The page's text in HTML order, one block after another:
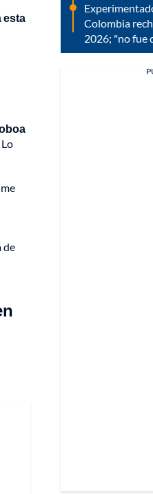
esta
Lo
de
Colombia
2026; "no fue